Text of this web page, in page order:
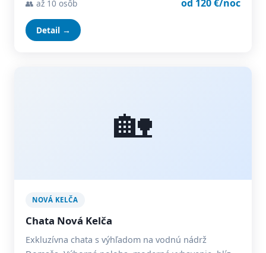
👥 až 10 osôb od 120 €/noc
Detail →
🏡
NOVÁ KELČA
Chata Nová Kelča
Exkluzívna chata s výhľadom na vodnú nádrž